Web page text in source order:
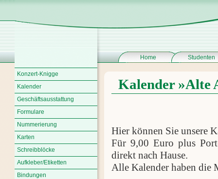
Home Studenten
Konzert-Knigge
Kalender
Geschäftsausstattung
Formulare
Nummerierung
Karten
Schreibblöcke
Aufkleber/Etiketten
Bindungen
Kalender »Alte
Hier können Sie unsere
Für 9,00 Euro plus
direkt nach Hause.
Alle Kalender haben die